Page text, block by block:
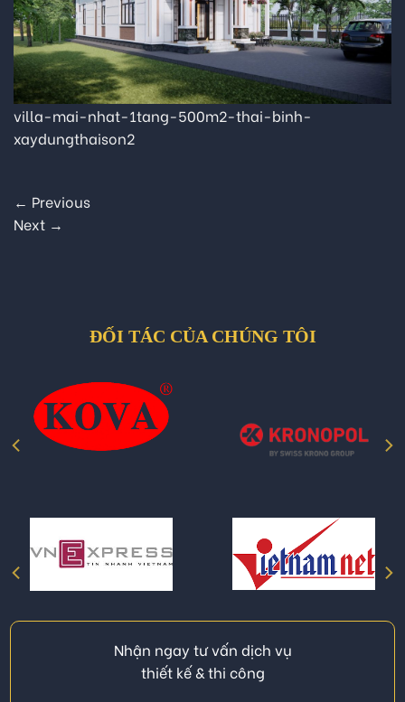
villa-mai-nhat-1tang-500m2-thai-binh-
xaydungthaison2
← Previous
Next →
ĐỐI TÁC CỦA CHÚNG TÔI
Nhận ngay tư vấn dịch vụ
thiết kế & thi công